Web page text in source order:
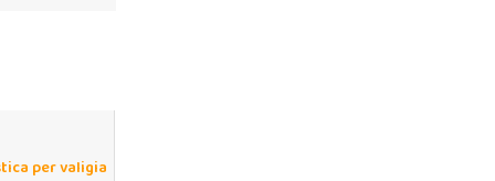
per valigia